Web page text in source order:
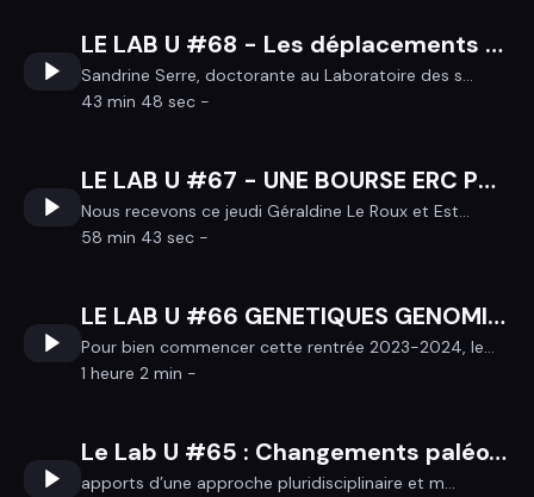
LE LAB U #68 - Les déplacements du requin-taupe de la côte du Trégor
Sandrine Serre, doctorante au Laboratoire des s...
43 min 48 sec -
LE LAB U #67 - UNE BOURSE ERC POUR LE PROJET DE RECHERCHE OSPAPIK
Nous recevons ce jeudi Géraldine Le Roux et Est...
58 min 43 sec -
LE LAB U #66 GENETIQUES GENOMIQUE FONCTIONELLE ET BIOTECHNOLOGIES
Pour bien commencer cette rentrée 2023-2024, le...
1 heure 2 min -
Le Lab U #65 : Changements paléogéographiques et vestiges archéologiques côtiers en Bretagne durant l’Holocène moyen et récent
apports d’une approche pluridisciplinaire et m...